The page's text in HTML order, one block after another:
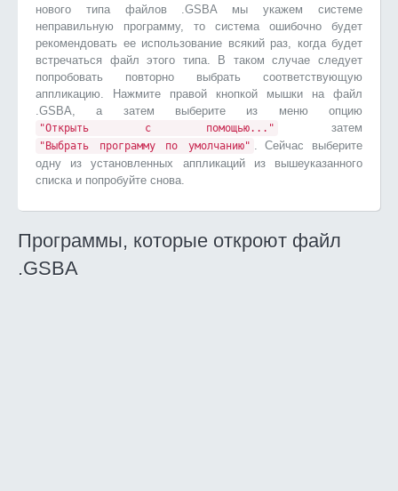
нового типа файлов .GSBA мы укажем системе
неправильную программу, то система ошибочно будет
рекомендовать ее использование всякий раз, когда будет
встречаться файл этого типа. В таком случае следует
попробовать повторно выбрать соответствующую
аппликацию. Нажмите правой кнопкой мышки на файл
.GSBA, а затем выберите из меню опцию
"Открыть с помощью..." затем
"Выбрать программу по умолчанию" . Сейчас выберите
одну из установленных аппликаций из вышеуказанного
списка и попробуйте снова.
Программы, которые откроют файл
.GSBA